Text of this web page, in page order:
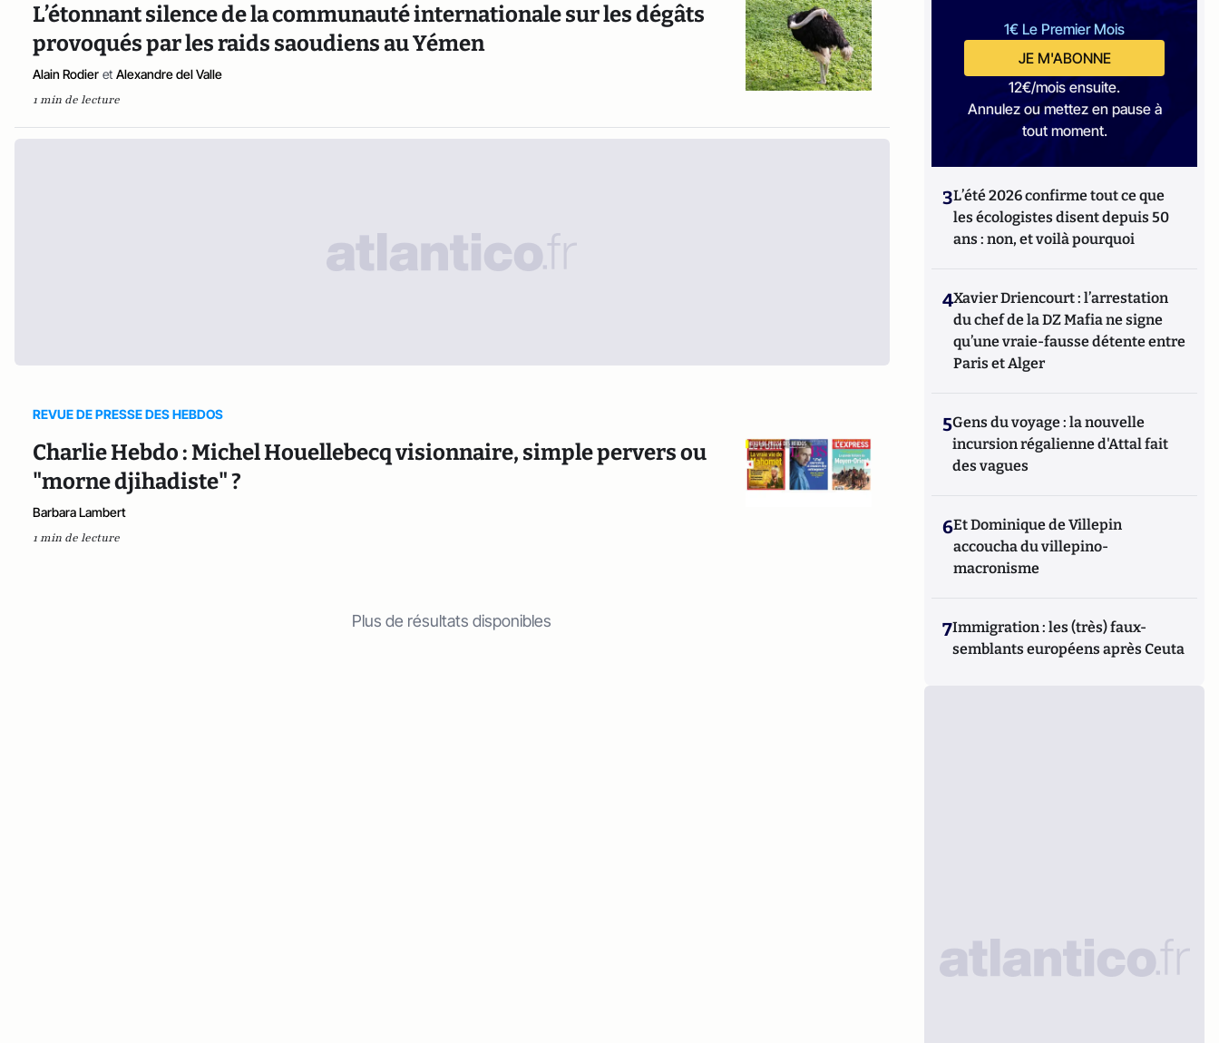
L’étonnant silence de la communauté internationale sur les dégâts
provoqués par les raids saoudiens au Yémen
Alain Rodier et Alexandre del Valle
1 min de lecture
REVUE DE PRESSE DES HEBDOS
Charlie Hebdo : Michel Houellebecq visionnaire, simple pervers ou
"morne djihadiste" ?
Barbara Lambert
1 min de lecture
Plus de résultats disponibles
1€ Le Premier Mois
JE M'ABONNE
12€/mois ensuite.
Annulez ou mettez en pause à
tout moment.
3L’été 2026 confirme tout ce que
les écologistes disent depuis 50
ans : non, et voilà pourquoi
4Xavier Driencourt : l’arrestation
du chef de la DZ Mafia ne signe
qu’une vraie-fausse détente entre
Paris et Alger
5Gens du voyage : la nouvelle
incursion régalienne d'Attal fait
des vagues
6Et Dominique de Villepin
accoucha du villepino-
macronisme
7Immigration : les (très) faux-
semblants européens après Ceuta